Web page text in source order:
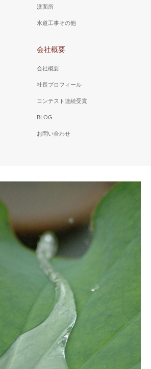
洗面所
水道工事その他
会社概要
会社概要
社長プロフィール
コンテスト連続受賞
BLOG
お問い合わせ